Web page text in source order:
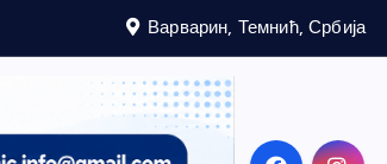
Варварин, Темнић, Србија